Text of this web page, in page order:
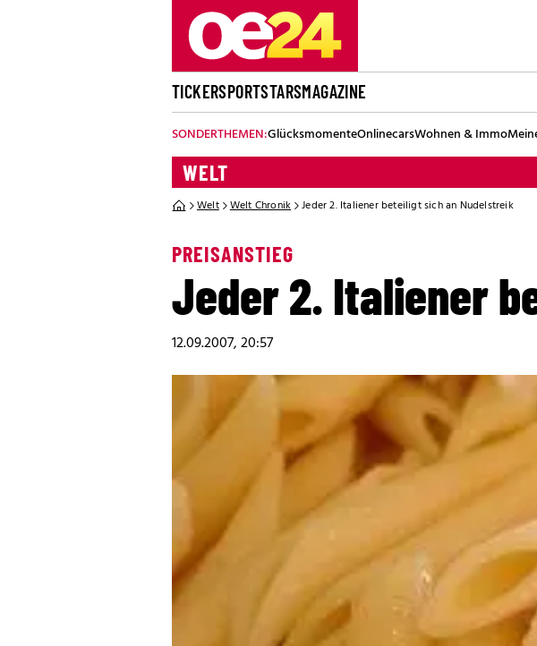
TICKERSPORTSTARSMAGAZINE
SONDERTHEMEN:GlücksmomenteOnlinecarsWohnen & Immo
WELT
Welt Welt Chronik Jeder 2. Italiener beteiligt sich an Nudelstreik
PREISANSTIEG
Jeder 2. Italiener
12.09.2007, 20:57